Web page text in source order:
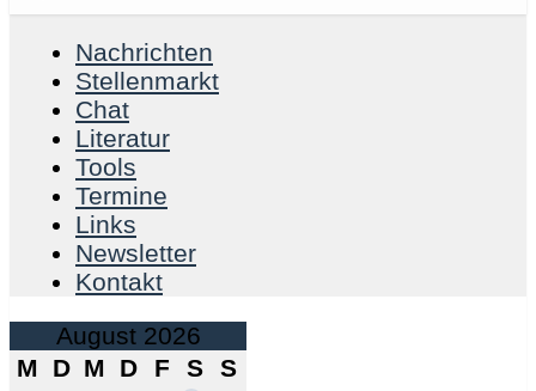
Nachrichten
Stellenmarkt
Chat
Literatur
Tools
Termine
Links
Newsletter
Kontakt
August 2026
M
D M D F S S